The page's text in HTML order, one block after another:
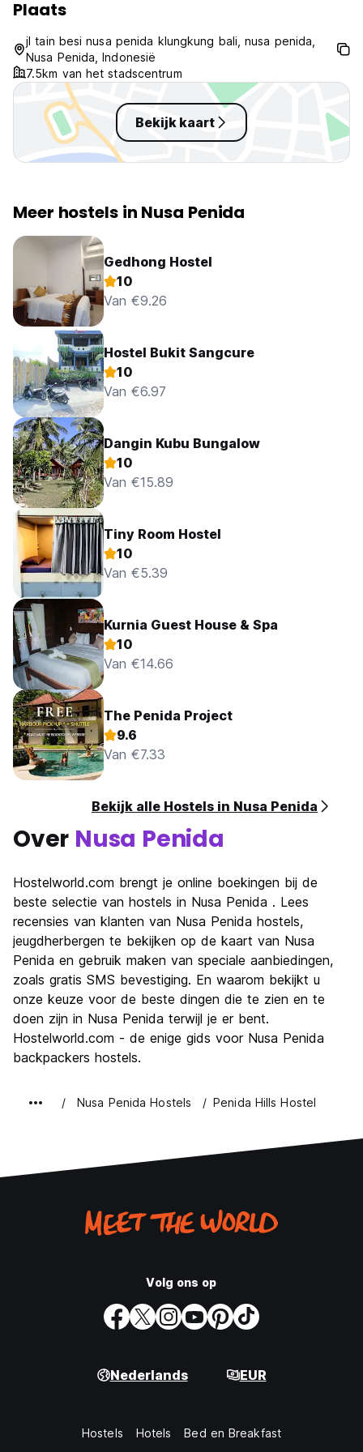
original language)
Plaats
jl tain besi nusa penida klungkung bali, nusa penida,
Nusa Penida, Indonesië
7.5km van het stadscentrum
Bekijk kaart
Meer hostels in Nusa Penida
Gedhong Hostel
10
Van €9.26
Hostel Bukit Sangcure
10
Van €6.97
Dangin Kubu Bungalow
10
Van €15.89
Tiny Room Hostel
10
Van €5.39
Kurnia Guest House & Spa
10
Van €14.66
The Penida Project
9.6
Van €7.33
Bekijk alle Hostels in Nusa Penida
Over Nusa Penida
Hostelworld.com brengt je online boekingen bij de
beste selectie van hostels in Nusa Penida . Lees
recensies van klanten van Nusa Penida hostels,
jeugdherbergen te bekijken op de kaart van Nusa
Penida en gebruik maken van speciale aanbiedingen,
zoals gratis SMS bevestiging. En waarom bekijkt u
onze keuze voor de beste dingen die te zien en te
doen zijn in Nusa Penida terwijl je er bent.
Hostelworld.com - de enige gids voor Nusa Penida
backpackers hostels.
Nusa Penida Hostels Penida Hills Hostel
Volg ons op
Nederlands EUR
Hostels Hotels Bed en Breakfast